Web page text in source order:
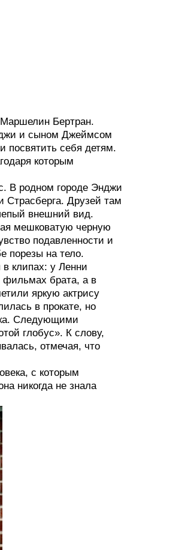
Бертран.
и сыном Джеймсом
себя детям.
которым
В родном городе Энджи
Страсберга. Друзей там
внешний вид.
мешковатую черную
подавленности и
порезы на тело.
клипах: у Ленни
фильмах брата, а в
яркую актрису
в прокате, но
Следующими
глобус». К слову,
отмечая, что
с которым
никогда не знала